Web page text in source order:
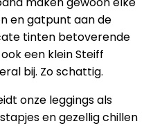
en gatpunt aan de
tinten betoverende
een klein Steiff
bij. Zo schattig.
onze leggings als
en gezellig chillen